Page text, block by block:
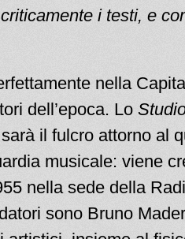
i testi, e
nella
dell’epoca. Lo
il fulcro attorno al
musicale: viene
nella sede della
sono Bruno